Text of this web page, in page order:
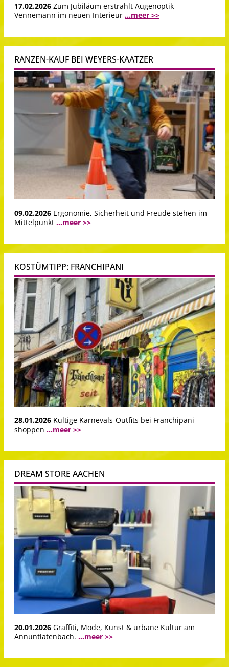
17.02.2026 Zum Jubiläum erstrahlt Augenoptik
Vennemann im neuen Interieur ...meer >>
RANZEN-KAUF BEI WEYERS-KAATZER
09.02.2026 Ergonomie, Sicherheit und Freude stehen im
Mittelpunkt ...meer >>
KOSTÜMTIPP: FRANCHIPANI
28.01.2026 Kultige Karnevals-Outfits bei Franchipani
shoppen ...meer >>
DREAM STORE AACHEN
20.01.2026 Graffiti, Mode, Kunst & urbane Kultur am
Annuntiatenbach. ...meer >>